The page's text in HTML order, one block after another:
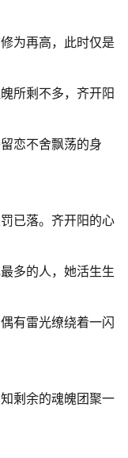
为再高，此时仅是
所剩不多，齐开阳
恋不舍飘荡的身
已落。齐开阳的心
多的人，她活生生
有雷光缭绕着一闪
剩余的魂魄团聚一